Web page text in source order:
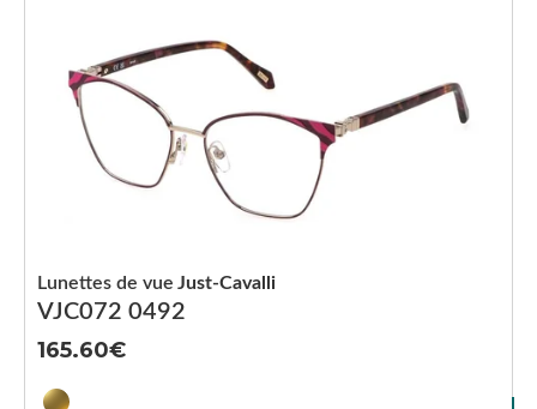
VJC072 0492
Lunettes de vue Just-Cavalli
165.60